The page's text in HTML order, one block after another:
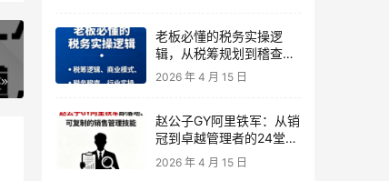
老板必懂的税务实操逻
辑，从税筹规划到稽查应
对，为企业稳健增长保驾
2026 年 4 月 15 日
赵公子GY阿里铁军：从销
冠到卓越管理者的24堂实
战课
2026 年 4 月 15 日